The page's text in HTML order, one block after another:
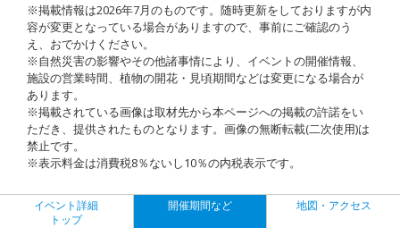
※掲載情報は2026年7月のものです。随時更新をしておりますが内
容が変更となっている場合がありますので、事前にご確認のう
え、おでかけください。
※自然災害の影響やその他諸事情により、イベントの開催情報、
施設の営業時間、植物の開花・見頃期間などは変更になる場合が
あります。
※掲載されている画像は取材先から本ページへの掲載の許諾をい
ただき、提供されたものとなります。画像の無断転載(二次使用)は
禁止です。
※表示料金は消費税8％ないし10％の内税表示です。
イベント詳細
トップ
開催期間など 地図・アクセス